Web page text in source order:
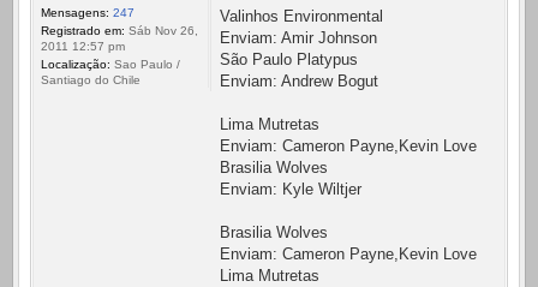
Mensagens: 247
Registrado em: Sáb Nov 26,
2011 12:57 pm
Localização: Sao Paulo /
Santiago do Chile
Valinhos Environmental
Enviam: Amir Johnson
São Paulo Platypus
Enviam: Andrew Bogut
Lima Mutretas
Enviam: Cameron Payne,Kevin Love
Brasilia Wolves
Enviam: Kyle Wiltjer
Brasilia Wolves
Enviam: Cameron Payne,Kevin Love
Lima Mutretas